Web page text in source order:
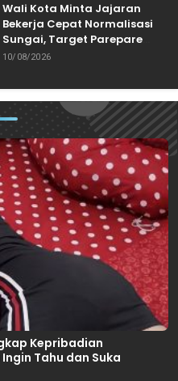
Wali Kota Minta Jajaran
Bekerja Cepat Normalisasi
Sungai, Target Parepare
Bebas Banjir Saat Musim
10/08/2026
Kepribadian
Tahu dan Suka